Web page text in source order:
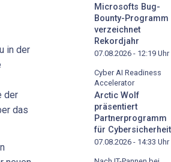
in der
der
das
Microsofts Bug-
Bounty-Programm
verzeichnet
Rekordjahr
07.08.2026 - 12:19 Uhr
Cyber AI Readiness
Accelerator
Arctic Wolf
präsentiert
Partnerprogramm
für Cybersicherheit
07.08.2026 - 14:33 Uhr